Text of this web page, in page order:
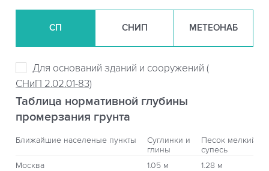
СП СНИП МЕТЕОНАБ
Для оснований зданий и сооружений (
СНиП 2.02.01-83)
Таблица нормативной глубины
промерзания грунта
Ближайшие населеные пункты
Суглинки и
глины
Песок мелкий,
супесь
Москва
1.05 м 1.28 м